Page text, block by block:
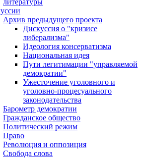
литературы
Архив предыдущего проекта
Дискуссия о "кризисе
либерализма"
Идеология консерватизма
Национальная идея
Пути легитимации "управляемой
демократии"
Ужесточение уголовного и
уголовно-процесуального
законодательства
Барометр демократии
Гражданское общество
Политический режим
Право
Революция и оппозиция
Свобода слова